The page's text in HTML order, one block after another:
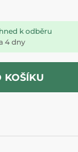
k odběru
4 dny
KOŠÍKU